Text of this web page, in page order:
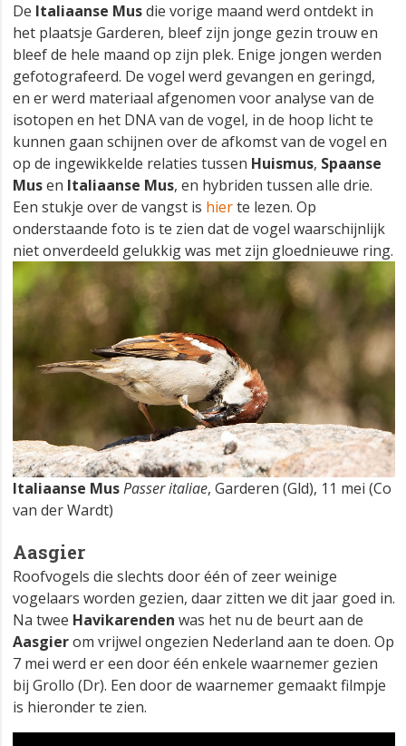
De Italiaanse Musdie vorige maand werd ontdekt in
het plaatsje Garderen, bleef zijn jonge gezin trouw en
bleef de hele maand op zijn plek. Enige jongen werden
gefotografeerd. De vogel werd gevangen en geringd,
en er werd materiaal afgenomen voor analyse van de
isotopen en het DNA van de vogel, in de hoop licht te
kunnen gaan schijnen over de afkomst van de vogel en
op de ingewikkelde relaties tussen Huismus, Spaanse
Musen Italiaanse Mus, en hybriden tussen alle drie.
Een stukje over de vangst is hierte lezen. Op
onderstaande foto is te zien dat de vogel waarschijnlijk
niet onverdeeld gelukkig was met zijn gloednieuwe ring.
Italiaanse MusPasser italiae, Garderen (Gld), 11 mei (Co
van der Wardt)
Aasgier
Roofvogels die slechts door één of zeer weinige
vogelaars worden gezien, daar zitten we dit jaar goed in.
Na twee Havikarenden was het nu de beurt aan de
Aasgierom vrijwel ongezien Nederland aan te doen. Op
7 mei werd er een door één enkele waarnemer gezien
bij Grollo (Dr). Een door de waarnemer gemaakt filmpje
is hieronder te zien.